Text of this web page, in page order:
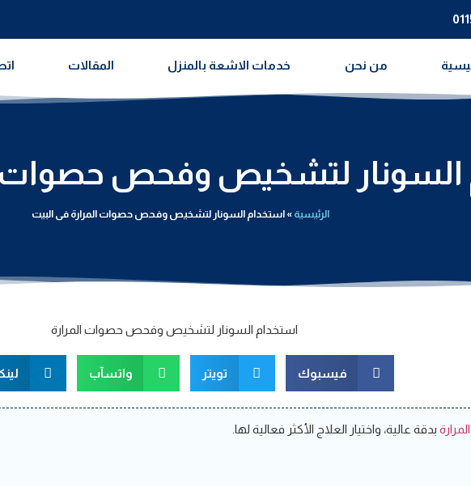
من نحن خدمات الاشعة بالمنزل المقالات
السونار لتشخيص وفحص حصوات
الرئيسية » استخدام السونار لتشخيص وفحص حصوات المرارة فى البيت
فيسبوك تويتر واتسآب
بدقة عالية، واختيار العلاج الأكثر فعالية لها.